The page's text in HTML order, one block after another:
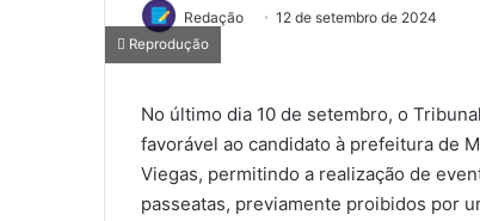
Redação 12 de setembro de 2024
Reprodução
No último dia 10 de setembro, o
favorável ao candidato à prefeitura de
Viegas, permitindo a realização de
passeatas, previamente proibidos por